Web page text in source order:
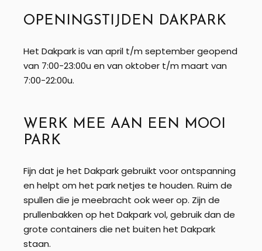
OPENINGSTIJDEN DAKPARK
Het Dakpark is van april t/m september geopend
van 7:00-23:00u en van oktober t/m maart van
7:00-22:00u.
WERK MEE AAN EEN MOOI
PARK
Fijn dat je het Dakpark gebruikt voor ontspanning
en helpt om het park netjes te houden. Ruim de
spullen die je meebracht ook weer op. Zijn de
prullenbakken op het Dakpark vol, gebruik dan de
grote containers die net buiten het Dakpark
staan.